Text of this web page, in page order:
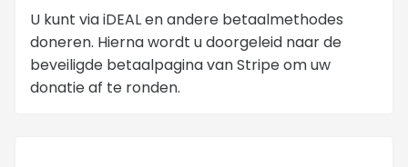
U kunt via iDEAL en andere betaalmethodes
doneren. Hierna wordt u doorgeleid naar de
beveiligde betaalpagina van Stripe om uw
donatie af te ronden.